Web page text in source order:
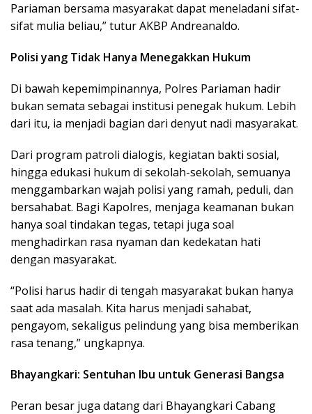
Pariaman bersama masyarakat dapat meneladani sifat-
sifat mulia beliau,” tutur AKBP Andreanaldo.
Polisi yang Tidak Hanya Menegakkan Hukum
Di bawah kepemimpinannya, Polres Pariaman hadir
bukan semata sebagai institusi penegak hukum. Lebih
dari itu, ia menjadi bagian dari denyut nadi masyarakat.
Dari program patroli dialogis, kegiatan bakti sosial,
hingga edukasi hukum di sekolah-sekolah, semuanya
menggambarkan wajah polisi yang ramah, peduli, dan
bersahabat. Bagi Kapolres, menjaga keamanan bukan
hanya soal tindakan tegas, tetapi juga soal
menghadirkan rasa nyaman dan kedekatan hati
dengan masyarakat.
“Polisi harus hadir di tengah masyarakat bukan hanya
saat ada masalah. Kita harus menjadi sahabat,
pengayom, sekaligus pelindung yang bisa memberikan
rasa tenang,” ungkapnya.
Bhayangkari: Sentuhan Ibu untuk Generasi Bangsa
Peran besar juga datang dari Bhayangkari Cabang